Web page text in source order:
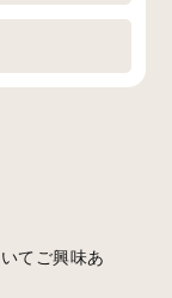
てご興味あ